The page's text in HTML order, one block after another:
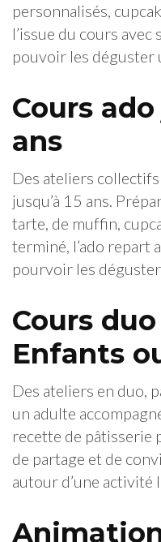
personnalisés,
l’issue du cours
pouvoir les déguster
Cours ado
ans
Des ateliers
jusqu’à 15 ans.
tarte, de muffin,
terminé, l’ado repart
pourvoir les déguster
Cours
Enfants
Des ateliers en duo,
un adulte
recette de pâtisserie
de partage et de
autour d’une activité